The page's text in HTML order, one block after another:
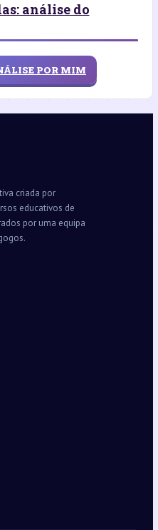
análise do
POR MIM
criada por
educativos de
por uma equipa